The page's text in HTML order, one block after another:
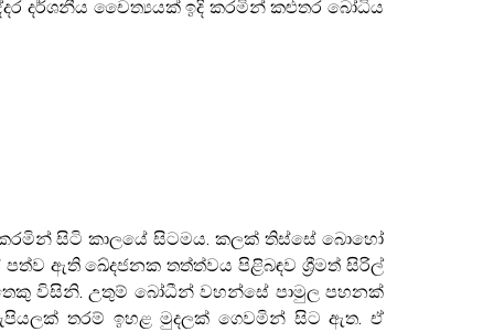
දර්ශනීය චෛත්‍යයක් ඉදි කරමින් කළුතර බෝධිය
කරමින් සිටි කාලයේ සිටමය. කලක් තිස්සේ බොහෝ
ඇති ඛේදජනක තත්ත්වය පිළිබඳව ශ්‍රීමත් සිරිල්
විසිනි. උතුම් බෝධීන් වහන්සේ පාමුල පහනක්
තරම් ඉහළ මුදලක් ගෙවමින් සිට ඇත. ඒ